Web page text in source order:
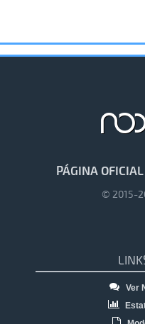
PÁGINA OFICIAL
© 2015-
Ver